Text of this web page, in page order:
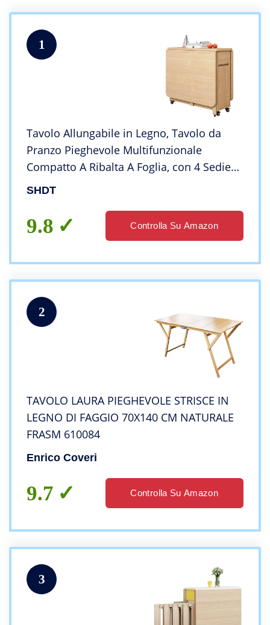
1
Tavolo Allungabile in Legno, Tavolo da
Pranzo Pieghevole Multifunzionale
Compatto A Ribalta A Foglia, con 4 Sedie
da Pranzo, per Cucina,A,1.2m
SHDT
9.8 Controlla Su Amazon
2
TAVOLO LAURA PIEGHEVOLE STRISCE IN
LEGNO DI FAGGIO 70X140 CM NATURALE
FRASM 610084
Enrico Coveri
9.7 Controlla Su Amazon
3